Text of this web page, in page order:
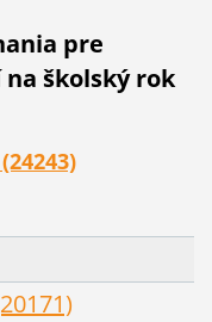
pre
školský rok